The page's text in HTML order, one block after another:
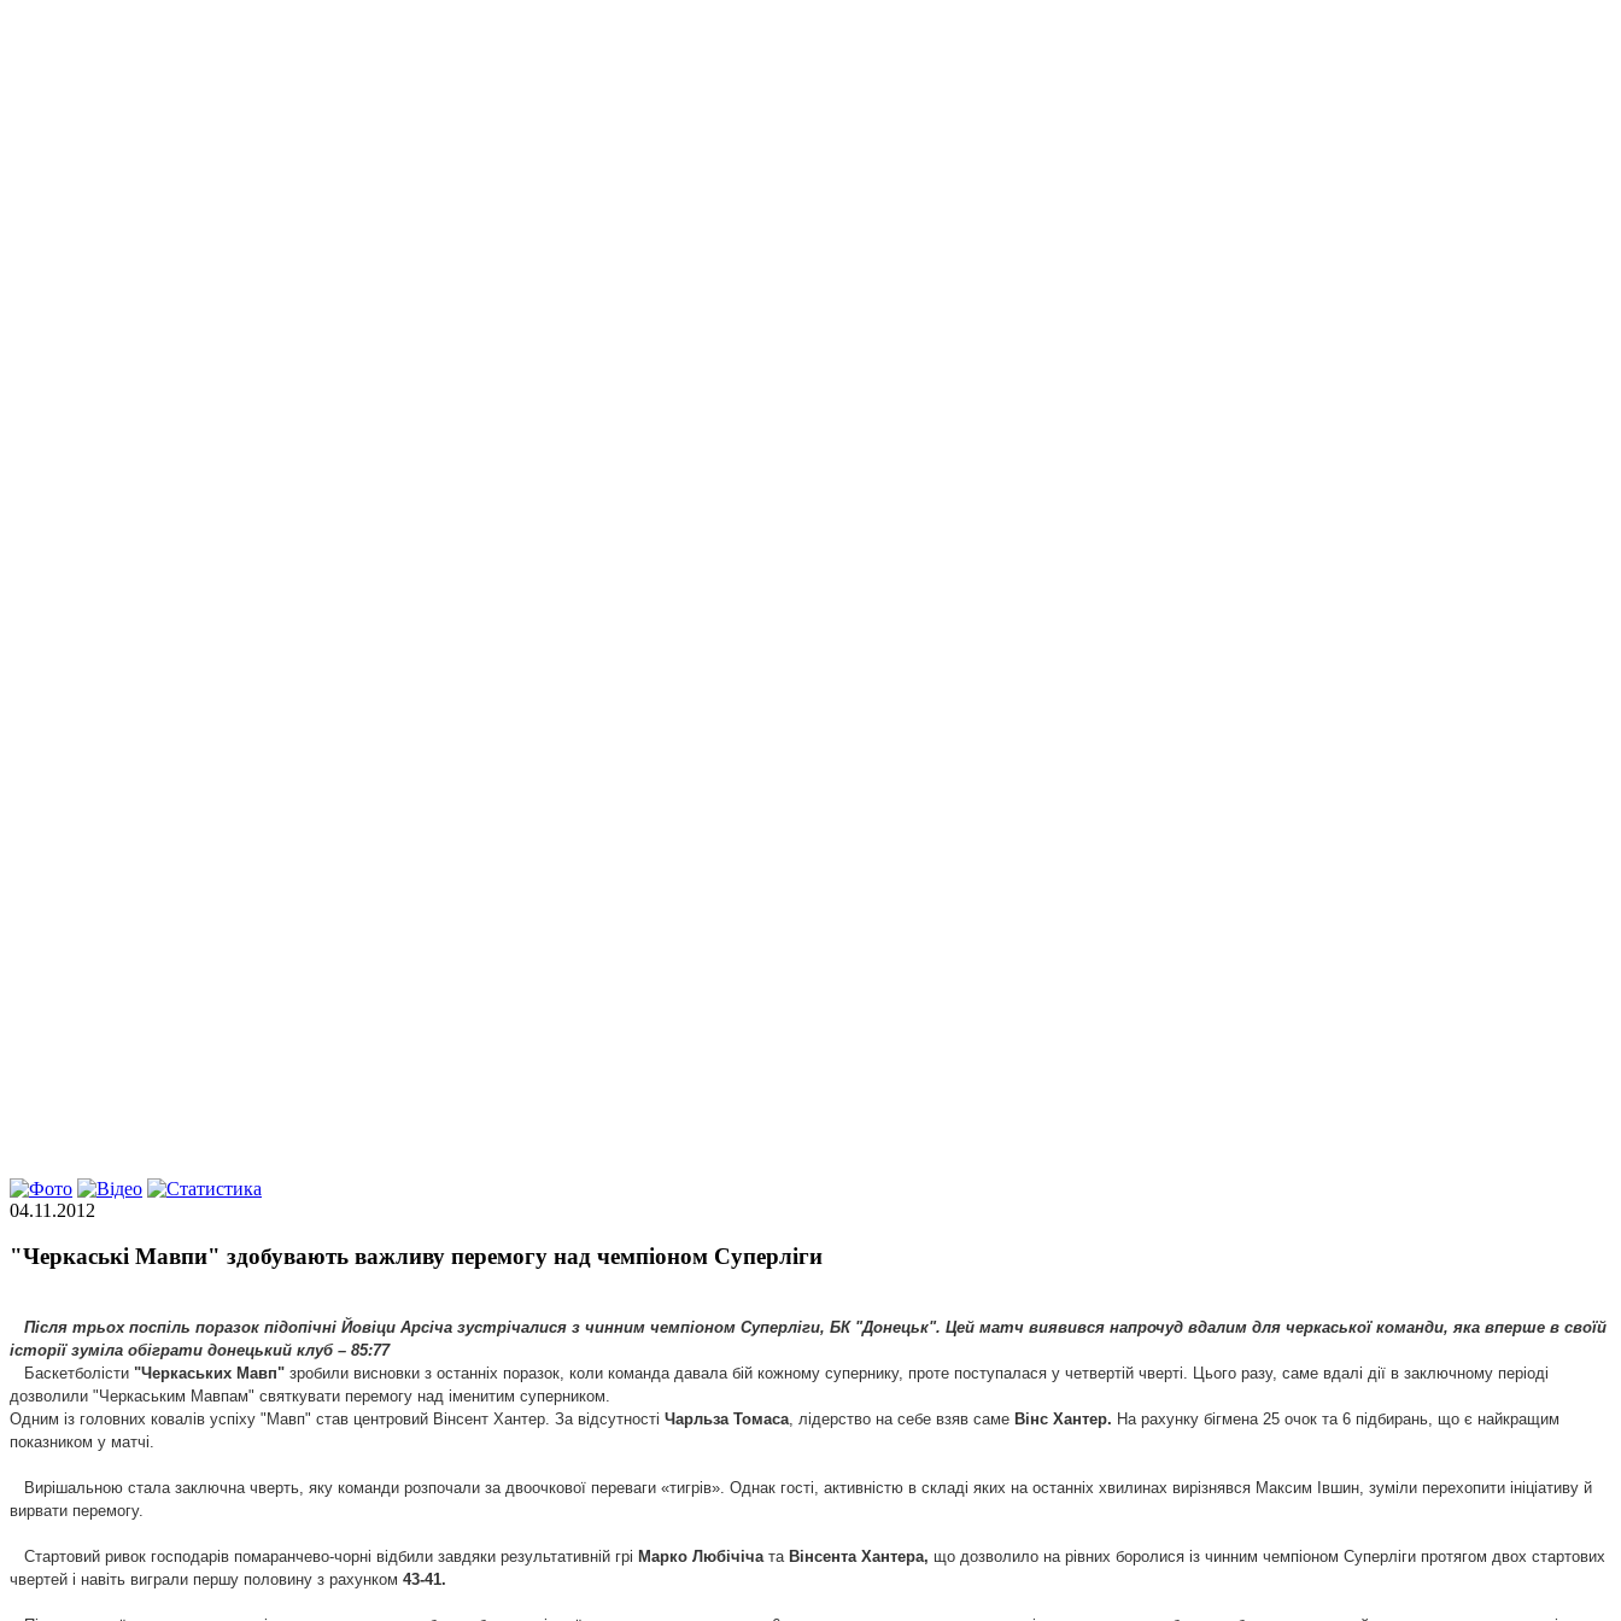
04.11.2012
"Черкаські Мавпи" здобувають важливу перемогу над чемпіоном Суперліги
Після трьох поспіль поразок підопічні Йовіци Арсіча зустрічалися з чинним чемпіоном Суперліги, БК "Донецьк". Цей матч виявився напрочуд вдалим для черкаської команди, яка вперше в своїй
історії зуміла обіграти донецький клуб – 85:77
Баскетболісти "Черкаських Мавп" зробили висновки з останніх поразок, коли команда давала бій кожному супернику, проте поступалася у четвертій чверті. Цього разу, саме вдалі дії в заключному періоді
дозволили "Черкаським Мавпам" святкувати перемогу над іменитим суперником.
Одним із головних ковалів успіху "Мавп" став центровий Вінсент Хантер. За відсутності Чарльза Томаса, лідерство на себе взяв саме Вінс Хантер. На рахунку бігмена 25 очок та 6 підбирань, що є найкращим
показником у матчі.
Вирішальною стала заключна чверть, яку команди розпочали за двоочкової переваги «тигрів». Однак гості, активністю в складі яких на останніх хвилинах вирізнявся Максим Івшин, зуміли перехопити ініціативу й
вирвати перемогу.
Стартовий ривок господарів помаранчево-чорні відбили завдяки результативній грі Марко Любічіча та Вінсента Хантера, що дозволило на рівних боролися із чинним чемпіоном Суперліги протягом двох стартових
чвертей і навіть виграли першу половину з рахунком 43-41.